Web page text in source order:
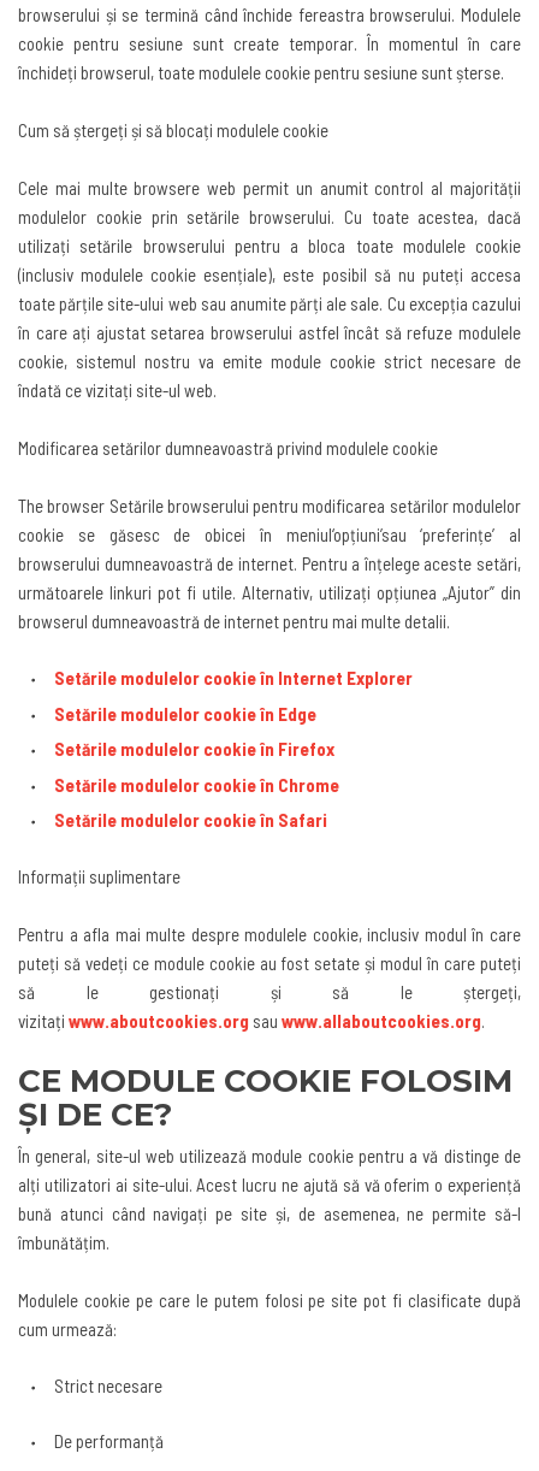
browserului și se termină când închide fereastra browserului. Modulele
cookie pentru sesiune sunt create temporar. În momentul în care
închideți browserul, toate modulele cookie pentru sesiune sunt șterse.
Cum să ștergeți și să blocați modulele cookie
Cele mai multe browsere web permit un anumit control al majorității
modulelor cookie prin setările browserului. Cu toate acestea, dacă
utilizați setările browserului pentru a bloca toate modulele cookie
(inclusiv modulele cookie esențiale), este posibil să nu puteți accesa
toate părțile site-ului web sau anumite părți ale sale. Cu excepția cazului
în care ați ajustat setarea browserului astfel încât să refuze modulele
cookie, sistemul nostru va emite module cookie strict necesare de
îndată ce vizitați site-ul web.
Modificarea setărilor dumneavoastră privind modulele cookie
The browser Setările browserului pentru modificarea setărilor modulelor
cookie se găsesc de obicei în meniul‘opțiuni’sau‘preferințe’ al
browserului dumneavoastră de internet. Pentru a înțelege aceste setări,
următoarele linkuri pot fi utile. Alternativ, utilizați opțiunea „Ajutor” din
browserul dumneavoastră de internet pentru mai multe detalii.
Setările modulelor cookie în Internet Explorer
Setările modulelor cookie în Edge
Setările modulelor cookie în Firefox
Setările modulelor cookie în Chrome
Setările modulelor cookie în Safari
Informații suplimentare
Pentru a afla mai multe despre modulele cookie, inclusiv modul în care
puteți să vedeți ce module cookie au fost setate și modul în care puteți
să le gestionați și să le ștergeți,
vizitați www.aboutcookies.org sau www.allaboutcookies.org.
CE MODULE COOKIE FOLOSIM
ȘI DE CE?
În general, site-ul web utilizează module cookie pentru a vă distinge de
alți utilizatori ai site-ului. Acest lucru ne ajută să vă oferim o experiență
bună atunci când navigați pe site și, de asemenea, ne permite să-l
îmbunătățim.
Modulele cookie pe care le putem folosi pe site pot fi clasificate după
cum urmează:
Strict necesare
De performanță